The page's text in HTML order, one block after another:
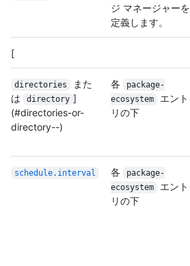
ジ マネージャーを
定義します。
[
directories
また
は
directory ]
(#directories-or-
directory--)
各
package-
ecosystem
エント
リの下
schedule.interval 各
package-
ecosystem
エント
リの下